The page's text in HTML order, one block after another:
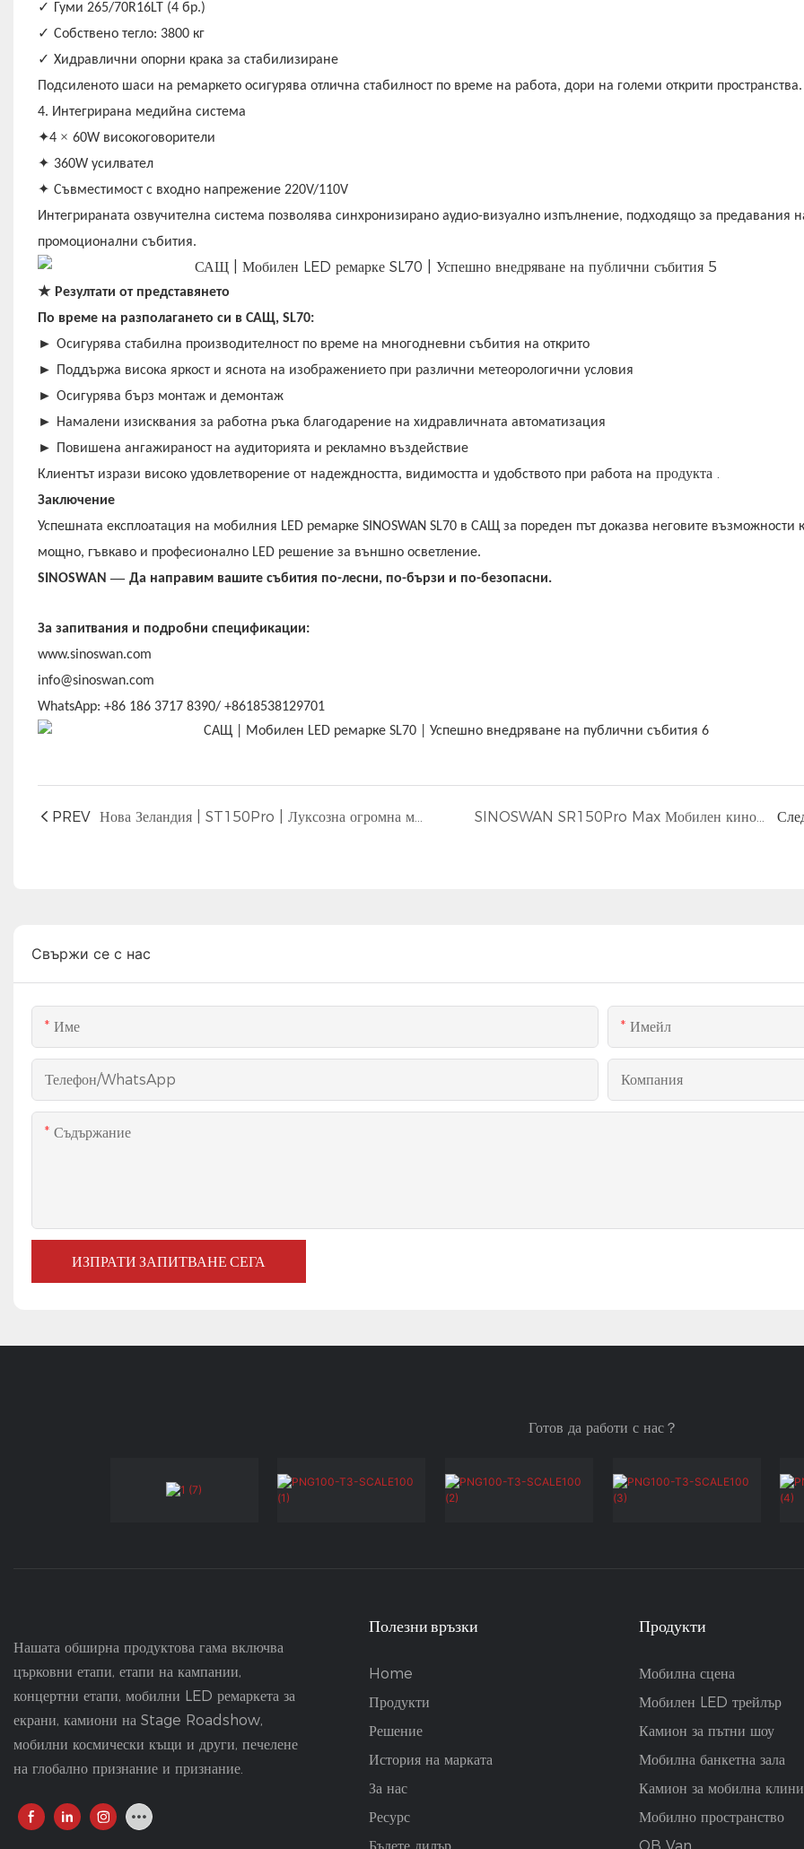
✓ Гуми 265/70R16LT (4 бр.)
✓ Собствено тегло: 3800 кг
✓ Хидравлични опорни крака за стабилизиране
Подсиленото шаси на ремаркето осигурява отлична стабилност по време на работа, дори на големи открити пространства.
4. Интегрирана медийна система
✦4 × 60W високоговорители
✦ 360W усилвател
✦ Съвместимост с входно напрежение 220V/110V
Интегрираната озвучителна система позволява синхронизирано аудио-визуално изпълнение, подходящо за предавания
промоционални събития.
★ Резултати от представянето
По време на разполагането си в САЩ, SL70:
► Осигурява стабилна производителност по време на многодневни събития на открито
► Поддържа висока яркост и яснота на изображението при различни метеорологични условия
► Осигурява бърз монтаж и демонтаж
► Намалени изисквания за работна ръка благодарение на хидравличната автоматизация
►
Повишена ангажираност на аудиторията и рекламно въздействие
Клиентът изрази високо удовлетворение от надеждността, видимостта и удобството при работа на продукта
Заключение
Успешната експлоатация на мобилния LED ремарке SINOSWAN SL70 в САЩ за пореден път доказва неговите възможности
мощно, гъвкаво и професионално LED решение за външно осветление.
SINOSWAN — Да направим вашите събития по-лесни, по-бързи и по-безопасни.
За запитвания и подробни спецификации:
www.sinoswan.com
info@sinoswan.com
WhatsApp: +86 186 3717 8390/ +8618538129701
PREV Нова Зеландия | ST150Pro | Луксозна огромна мобилна сцена 15×12×11 м за мащабен музикален фестивал SINOSWAN SR150Pro Max Мобилен кино трейлър
Свържи се с нас
Име Имейл
Телефон/WhatsApp Компания
Съдържание
ИЗПРАТИ ЗАПИТВАНЕ СЕГА
Готов да работи с нас？
Нашата обширна продуктова гама включва
църковни етапи, етапи на кампании,
концертни етапи, мобилни LED ремаркета за
екрани, камиони на Stage Roadshow,
мобилни космически къщи и други, печелене
на глобално признание и признание.
Полезни връзки
Home
Продукти
Решение
История на марката
За нас
Ресурс
Бъдете дилър
Продукти
Мобилна сцена
Мобилен LED трейлър
Камион за пътни шоу
Мобилна банкетна зала
Камион за мобилна
Мобилно пространство
OB Van